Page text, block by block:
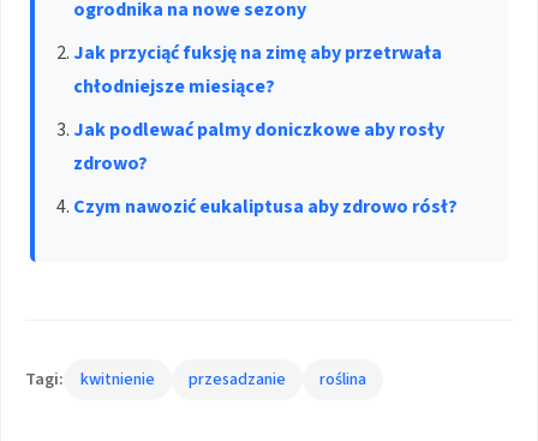
ogrodnika na nowe sezony
Jak przyciąć fuksję na zimę aby przetrwała
chłodniejsze miesiące?
Jak podlewać palmy doniczkowe aby rosły
zdrowo?
Czym nawozić eukaliptusa aby zdrowo rósł?
Tagi: kwitnienie przesadzanie roślina